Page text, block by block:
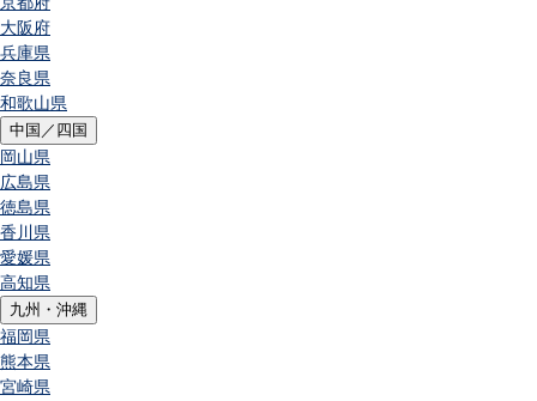
大阪府
兵庫県
奈良県
和歌山県
中国／四国
岡山県
広島県
徳島県
香川県
愛媛県
高知県
九州・沖縄
福岡県
熊本県
宮崎県